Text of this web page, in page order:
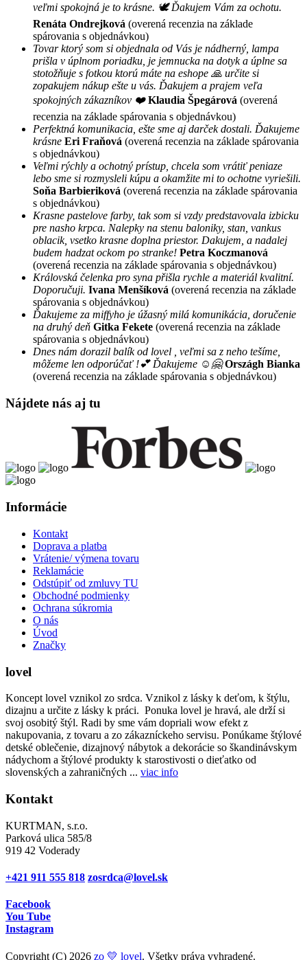
veľmi spokojná je to krásne. 🕊 Ďakujem Vám za ochotu.
Renáta Ondrejková (overená recenzia na základe
spárovania s objednávkou)
Tovar ktorý som si objednala od Vás je nádherný, lampa
prišla v úplnom poriadku, je jemnucka na dotyk a úplne sa
stotožňuje s fotkou ktorú máte na eshope 🙏 určite si
zopakujem nákup ešte u vás. Ďakujem a prajem veľa
spokojných zákazníkov ❤️ Klaudia Špegárová (overená
recenzia na základe spárovania s objednávkou)
Perfektná komunikacia, ešte sme aj darček dostali. Ďakujeme
krásne Eri Fraňová (overená recenzia na základe spárovania
s objednávkou)
Veľmi rýchly a ochotný prístup, chcela som vrátiť peniaze
lebo sme si rozmysleli kúpu a okamžite mi to ochotne vyriešili.
Soňa Barbieriková (overená recenzia na základe spárovania
s objednávkou)
Krasne pastelove farby, tak som si vzdy predstavovala izbicku
pre nasho krpca. Nalepky na stenu baloniky, stan, vankus
oblacik, vsetko krasne doplna priestor. Dakujem, a nadalej
budem hadzat ockom po stranke! Petra Koczmanová
(overená recenzia na základe spárovania s objednávkou)
Královská čelenka pro syna přišla rychle a materiál kvalitní.
Doporučuji. Ivana Menšíková (overená recenzia na základe
spárovania s objednávkou)
Ďakujeme za miffyho je úžasný milá komunikácia, doručenie
na druhý deň Gitka Fekete (overená recenzia na základe
spárovania s objednávkou)
Dnes nám dorazil balík od lovel , veľmi sa z neho tešíme,
môžeme len odporúčať !💕 Ďakujeme ☺️🤗 Országh Bianka
(overená recenzia na základe spárovania s objednávkou)
Nájdete nás aj tu
Informácie
Kontakt
Doprava a platba
Vrátenie/ výmena tovaru
Reklamácie
Odstúpiť od zmluvy TU
Obchodné podmienky
Ochrana súkromia
O nás
Úvod
Značky
lovel
Koncept lovel vznikol zo srdca. Vznikol z lásky k deťom, k štýlu,
dizajnu a určite z lásky k práci. Ponuka lovel je hravá, ale drží si
svoj osobitý štýl. Radi by sme vám dopriali wow efekt z
nakupovania, z tovaru a zo zákazníckeho servisu. Ponúkame štýlové
detské oblečenie, dizajnový nábytok a dekorácie so škandinávskym
nádychom a štýlové produkty k starostivosti o dieťatko od
slovenských a zahraničných ... viac info
Kontakt
KURTMAN, s.r.o.
Parková ulica 585/8
919 42 Voderady
+421 911 555 818 zosrdca@lovel.sk
Facebook
You Tube
Instagram
Copyright (C) 2026 zo 💛 lovel. Všetky práva vyhradené.